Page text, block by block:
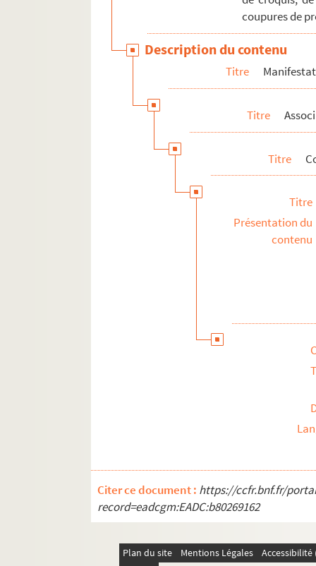
coupures de
Description du contenu
Titre
Titre
Titre
Titre
Présentation du
contenu
Citer ce document : https://ccfr.bnf.fr/
record=eadcgm:EADC:b80269162
Plan du site Mentions Légales